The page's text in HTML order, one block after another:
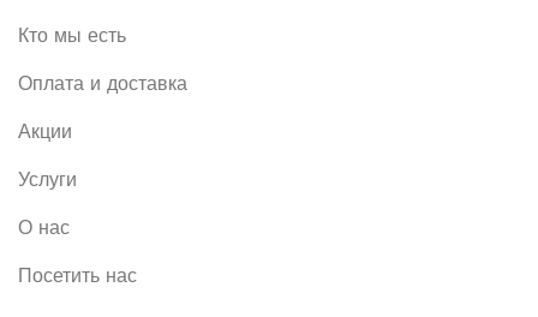
Кто мы есть
Оплата и доставка
Акции
Услуги
О нас
Посетить нас